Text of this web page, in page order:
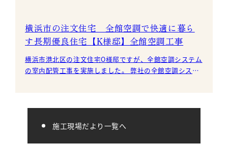
横浜市の注文住宅 全館空調で快適に暮ら
す長期優良住宅【K様邸】全館空調工事
横浜市港北区の注文住宅O様邸ですが、全館空調システム
の室内配管工事を実施しました。 弊社の全館空調システ
施工現場だより一覧へ